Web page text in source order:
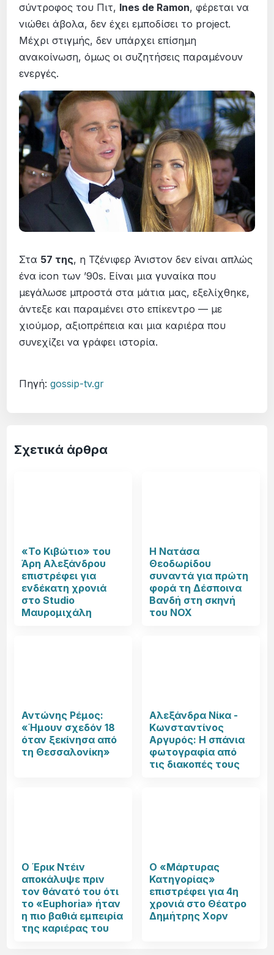
σύντροφος του Πιτ, Ines de Ramon, φέρεται να
νιώθει άβολα, δεν έχει εμποδίσει το project.
Μέχρι στιγμής, δεν υπάρχει επίσημη
ανακοίνωση, όμως οι συζητήσεις παραμένουν
ενεργές.
Στα 57 της, η Τζένιφερ Άνιστον δεν είναι απλώς
ένα icon των ’90s. Είναι μια γυναίκα που
μεγάλωσε μπροστά στα μάτια μας, εξελίχθηκε,
άντεξε και παραμένει στο επίκεντρο — με
χιούμορ, αξιοπρέπεια και μια καριέρα που
συνεχίζει να γράφει ιστορία.
Πηγή:gossip-tv.gr
Σχετικά άρθρα
«Το Κιβώτιο» του
Άρη Αλεξάνδρου
επιστρέφει για
ενδέκατη χρονιά
στο Studio
Μαυρομιχάλη
Η Νατάσα
Θεοδωρίδου
συναντά για πρώτη
φορά τη Δέσποινα
Βανδή στη σκηνή
του NOX
Αντώνης Ρέμος:
«Ήμουν σχεδόν 18
όταν ξεκίνησα από
τη Θεσσαλονίκη»
Αλεξάνδρα Νίκα -
Κωνσταντίνος
Αργυρός: Η σπάνια
φωτογραφία από
τις διακοπές τους
Ο Έρικ Ντέιν
αποκάλυψε πριν
τον θάνατό του ότι
το «Euphoria» ήταν
η πιο βαθιά εμπειρία
της καριέρας του
Ο «Μάρτυρας
Κατηγορίας»
επιστρέφει για 4η
χρονιά στο Θέατρο
Δημήτρης Χορν